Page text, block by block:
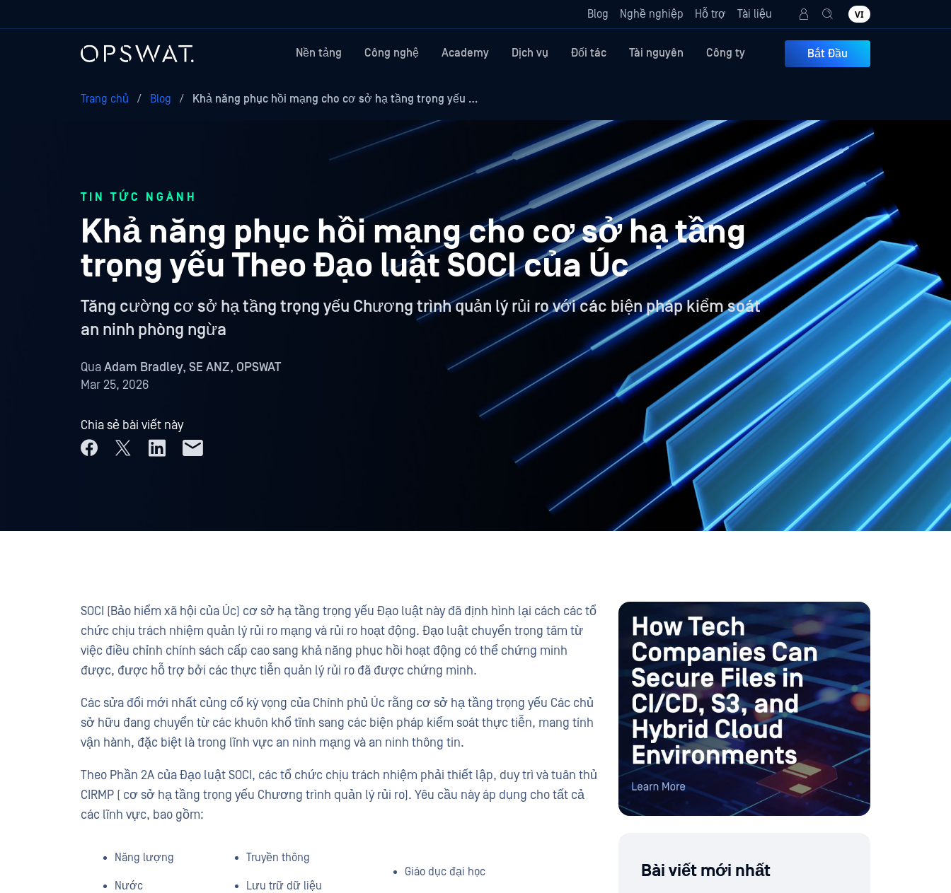
Blog Nghề nghiệp Hỗ trợ Tài liệu VI
Nền tảng Công nghệ Academy Dịch vụ Đối tác Tài nguyên Công ty Bắt Đầu
Trang chủ / Blog / Khả năng phục hồi mạng cho cơ sở hạ tầng trọng yếu …
TIN TỨC NGÀNH
Khả năng phục hồi mạng cho cơ sở hạ tầng
trọng yếu Theo Đạo luật SOCI của Úc
Tăng cường cơ sở hạ tầng trọng yếu Chương trình quản lý rủi ro với các biện pháp kiểm soát
an ninh phòng ngừa
QuaAdam Bradley, SE ANZ, OPSWAT
Mar 25, 2026
Chia sẻ bài viết này
SOCI (Bảo hiểm xã hội của Úc) cơ sở hạ tầng trọng yếu Đạo luật này đã định hình lại cách các tổ
chức chịu trách nhiệm quản lý rủi ro mạng và rủi ro hoạt động. Đạo luật chuyển trọng tâm từ
việc điều chỉnh chính sách cấp cao sang khả năng phục hồi hoạt động có thể chứng minh
được, được hỗ trợ bởi các thực tiễn quản lý rủi ro đã được chứng minh.
Các sửa đổi mới nhất củng cố kỳ vọng của Chính phủ Úc rằng cơ sở hạ tầng trọng yếu Các chủ
sở hữu đang chuyển từ các khuôn khổ tĩnh sang các biện pháp kiểm soát thực tiễn, mang tính
vận hành, đặc biệt là trong lĩnh vực an ninh mạng và an ninh thông tin.
Theo Phần 2A của Đạo luật SOCI, các tổ chức chịu trách nhiệm phải thiết lập, duy trì và tuân thủ
CIRMP ( cơ sở hạ tầng trọng yếu Chương trình quản lý rủi ro). Yêu cầu này áp dụng cho tất cả
các lĩnh vực, bao gồm:
Năng lượng
Nước
Truyền thông
Lưu trữ dữ liệu
Giáo dục đại học Bài viết mới nhất